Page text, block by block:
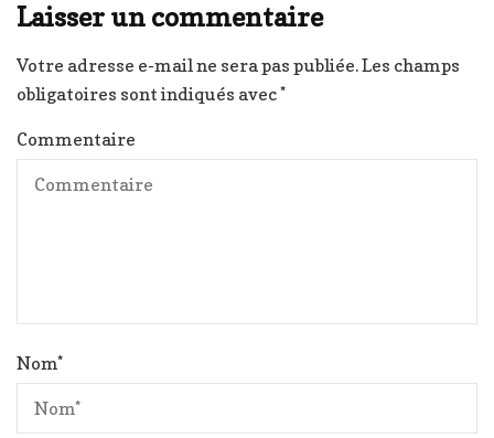
Laisser un commentaire
Votre adresse e-mail ne sera pas publiée.Les champs
obligatoires sont indiqués avec*
Commentaire
Nom*